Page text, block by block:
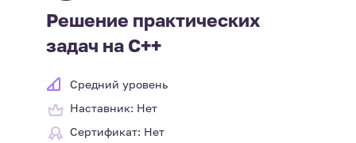
Решение практических
задач на C++
Средний уровень
Наставник: Нет
Сертификат: Нет